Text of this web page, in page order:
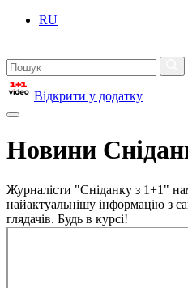
RU
Відкрити у додатку
Новини
Журналісти "Сніданку з 1+1"
найактуальнішу інформацію з
глядачів. Будь в курсі!